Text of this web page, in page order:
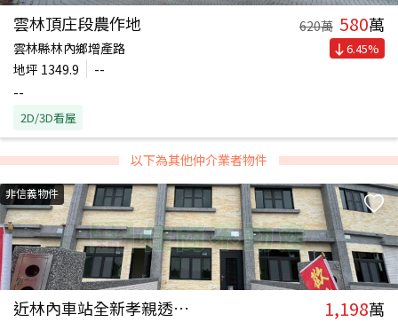
雲林頂庄段農作地 620萬 580萬
雲林縣林內鄉增產路
地坪 1349.9
--
--
2D/3D看屋
6.45%
以下為其他仲介業者物件
非信義物件
近林內車站全新孝親透天｜A3 1,198萬